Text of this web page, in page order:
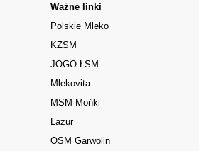
Ważne linki
Polskie Mleko
KZSM
JOGO ŁSM
Mlekovita
MSM Mońki
Lazur
OSM Garwolin